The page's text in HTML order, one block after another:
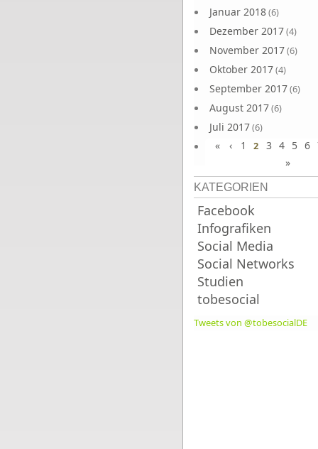
Januar 2018(6)
Dezember 2017(4)
November 2017(6)
Oktober 2017(4)
September 2017(6)
August 2017(6)
Juli 2017(6)
Juni 2017(6)
« ‹ 1 2 3 4 5 6
»
KATEGORIEN
Facebook
Infografiken
Social Media
Social Networks
Studien
tobesocial
Tweets von @tobesocialDE